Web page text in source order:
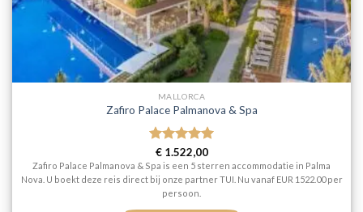
MALLORCA
Zafiro Palace Palmanova & Spa
Gewaardeerd
5uit 5
€1.522,00
Zafiro Palace Palmanova & Spa is een 5 sterren accommodatie in Palma
Nova. U boekt deze reis direct bij onze partner TUI. Nu vanaf EUR 1522.00 per
persoon.